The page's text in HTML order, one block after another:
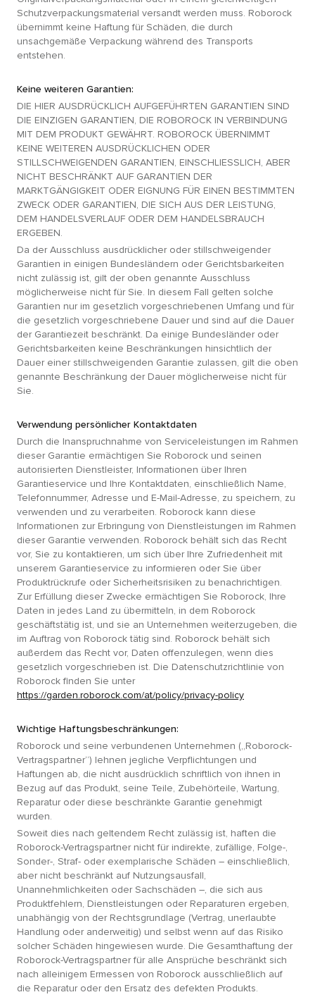
Schutzverpackungsmaterial versandt werden muss. Roborock
übernimmt keine Haftung für Schäden, die durch
unsachgemäße Verpackung während des Transports
entstehen.
Keine weiteren Garantien:
DIE HIER AUSDRÜCKLICH AUFGEFÜHRTEN GARANTIEN SIND
DIE EINZIGEN GARANTIEN, DIE ROBOROCK IN VERBINDUNG
MIT DEM PRODUKT GEWÄHRT. ROBOROCK ÜBERNIMMT
KEINE WEITEREN AUSDRÜCKLICHEN ODER
STILLSCHWEIGENDEN GARANTIEN, EINSCHLIESSLICH, ABER
NICHT BESCHRÄNKT AUF GARANTIEN DER
MARKTGÄNGIGKEIT ODER EIGNUNG FÜR EINEN BESTIMMTEN
ZWECK ODER GARANTIEN, DIE SICH AUS DER LEISTUNG,
DEM HANDELSVERLAUF ODER DEM HANDELSBRAUCH
ERGEBEN.
Da der Ausschluss ausdrücklicher oder stillschweigender
Garantien in einigen Bundesländern oder Gerichtsbarkeiten
nicht zulässig ist, gilt der oben genannte Ausschluss
möglicherweise nicht für Sie. In diesem Fall gelten solche
Garantien nur im gesetzlich vorgeschriebenen Umfang und für
die gesetzlich vorgeschriebene Dauer und sind auf die Dauer
der Garantiezeit beschränkt. Da einige Bundesländer oder
Gerichtsbarkeiten keine Beschränkungen hinsichtlich der
Dauer einer stillschweigenden Garantie zulassen, gilt die oben
genannte Beschränkung der Dauer möglicherweise nicht für
Sie.
Verwendung persönlicher Kontaktdaten
Durch die Inanspruchnahme von Serviceleistungen im Rahmen
dieser Garantie ermächtigen Sie Roborock und seinen
autorisierten Dienstleister, Informationen über Ihren
Garantieservice und Ihre Kontaktdaten, einschließlich Name,
Telefonnummer, Adresse und E-Mail-Adresse, zu speichern, zu
verwenden und zu verarbeiten. Roborock kann diese
Informationen zur Erbringung von Dienstleistungen im Rahmen
dieser Garantie verwenden. Roborock behält sich das Recht
vor, Sie zu kontaktieren, um sich über Ihre Zufriedenheit mit
unserem Garantieservice zu informieren oder Sie über
Produktrückrufe oder Sicherheitsrisiken zu benachrichtigen.
Zur Erfüllung dieser Zwecke ermächtigen Sie Roborock, Ihre
Daten in jedes Land zu übermitteln, in dem Roborock
geschäftstätig ist, und sie an Unternehmen weiterzugeben, die
im Auftrag von Roborock tätig sind. Roborock behält sich
außerdem das Recht vor, Daten offenzulegen, wenn dies
gesetzlich vorgeschrieben ist. Die Datenschutzrichtlinie von
Roborock finden Sie unter
https://garden.roborock.com/at/policy/privacy-policy
Wichtige Haftungsbeschränkungen:
Roborock und seine verbundenen Unternehmen („Roborock-
Vertragspartner“) lehnen jegliche Verpflichtungen und
Haftungen ab, die nicht ausdrücklich schriftlich von ihnen in
Bezug auf das Produkt, seine Teile, Zubehörteile, Wartung,
Reparatur oder diese beschränkte Garantie genehmigt
wurden.
Soweit dies nach geltendem Recht zulässig ist, haften die
Roborock-Vertragspartner nicht für indirekte, zufällige, Folge-,
Sonder-, Straf- oder exemplarische Schäden – einschließlich,
aber nicht beschränkt auf Nutzungsausfall,
Unannehmlichkeiten oder Sachschäden –, die sich aus
Produktfehlern, Dienstleistungen oder Reparaturen ergeben,
unabhängig von der Rechtsgrundlage (Vertrag, unerlaubte
Handlung oder anderweitig) und selbst wenn auf das Risiko
solcher Schäden hingewiesen wurde. Die Gesamthaftung der
Roborock-Vertragspartner für alle Ansprüche beschränkt sich
nach alleinigem Ermessen von Roborock ausschließlich auf
die Reparatur oder den Ersatz des defekten Produkts.